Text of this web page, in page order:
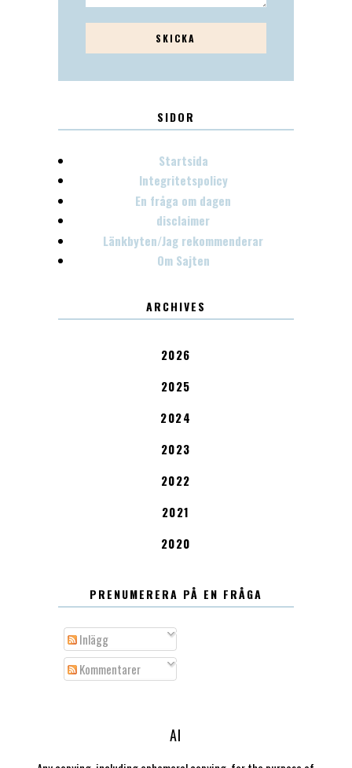
SIDOR
Startsida
Integritetspolicy
En fråga om dagen
disclaimer
Länkbyten/Jag rekommenderar
Om Sajten
ARCHIVES
2026
2025
2024
2023
2022
2021
2020
PRENUMERERA PÅ EN FRÅGA
Inlägg
Kommentarer
AI